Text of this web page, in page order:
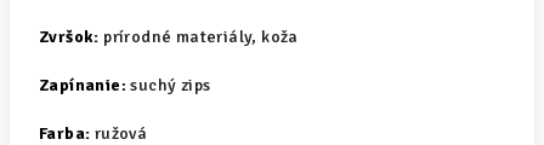
Zvršok: prírodné materiály, koža
Zapínanie: suchý zips
Farba: ružová